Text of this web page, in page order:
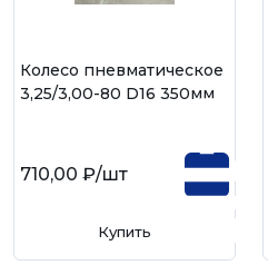
Колесо пневматическое
3,25/3,00-80 D16 350мм
710,00 ₽/шт
Купить